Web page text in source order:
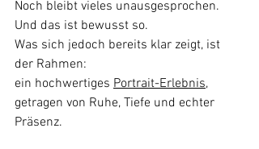
Noch bleibt vieles unausgesprochen.
Und das ist bewusst so.
Was sich jedoch bereits klar zeigt, ist
der Rahmen:
ein hochwertiges Portrait-Erlebnis,
getragen von Ruhe, Tiefe und echter
Präsenz.